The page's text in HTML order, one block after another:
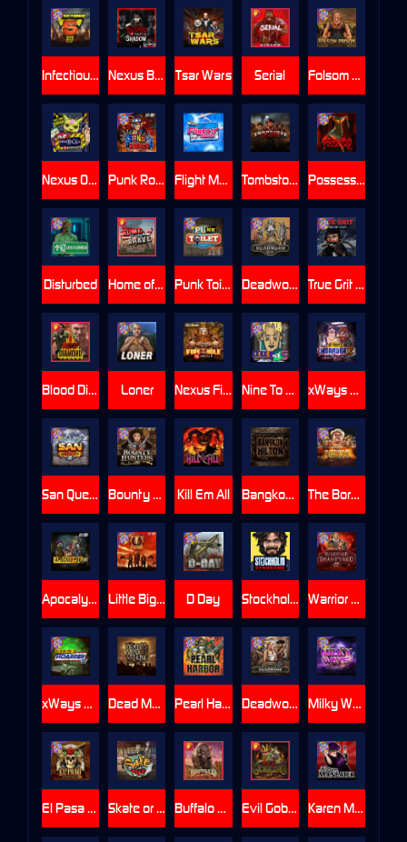
Nexus Blood & Shadow
Kill Em All
Blood Diamond Nexus Fire In The Hole xBomb
Dead Men Walking
Tsar Wars
Home of the Brave
Tombstone Slaughter
Skate or Die
Stockholm Syndrome
Apocalypse Super xNudge
Punk Rocker 2
Deadwood R.I.P
Bangkok Hilton
Nexus Outsourced
Loner
Folsom Prison
xWays Hoarder 2
Nine To Five
Bounty Hunters xNudge®
El Pasa Gunfight xNudge
Warrior Graveyard xNudge
Flight Mode
Little Bighorn
Evil Goblins xBomb
San Quentin xWays
Serial
Punk Toilet
Possessed
Deadwood xNudge
Disturbed
Buffalo Hunter
Milky Ways
Pearl Harbor
Infectious 5 xWays
True Grit Redemption
xWays Hoarder xSplit
Karen Maneater
D Day
The Border